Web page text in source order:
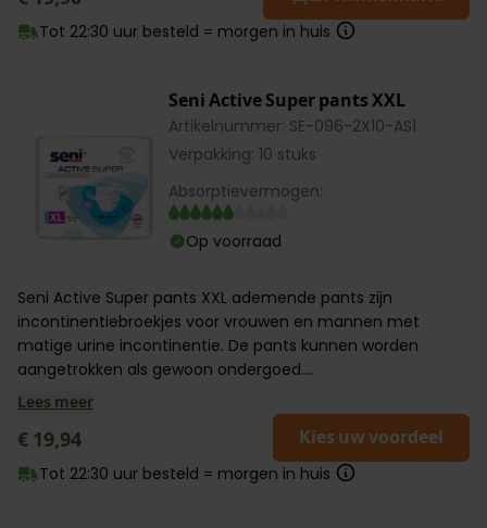
Tot 22:30 uur besteld = morgen in huis
Seni Active Super pants XXL
Artikelnummer: SE-096-2X10-AS1
Verpakking: 10 stuks
Absorptievermogen:
Op voorraad
Seni Active Super pants XXL ademende pants zijn
incontinentiebroekjes voor vrouwen en mannen met
matige urine incontinentie. De pants kunnen worden
aangetrokken als gewoon ondergoed....
Lees meer
€ 19,94 Kies uw voordeel
Tot 22:30 uur besteld = morgen in huis